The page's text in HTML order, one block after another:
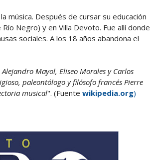
música. Después de cursar su educación
Negro) y en Villa Devoto. Fue allí donde
sociales. A los 18 años abandona el
Mayol, Eliseo Morales y Carlos
paleontólogo y filósofo francés Pierre
musical". (Fuente wikipedia.org)